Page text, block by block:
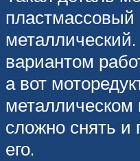
пластмассовый
вариантом
а вот
металлическом
сложно снять и
его.